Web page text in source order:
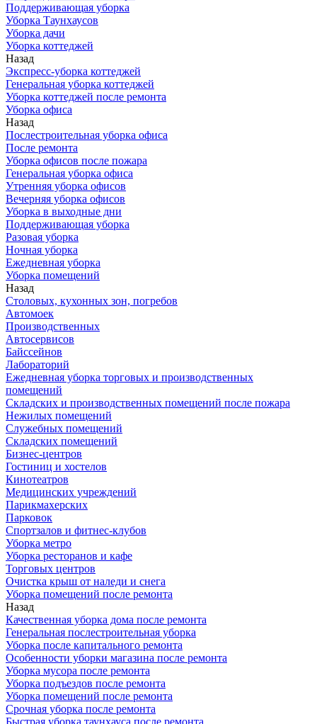
Поддерживающая уборка
Уборка Таунхаусов
Уборка дачи
Уборка коттеджей
Назад
Экспресс-уборка коттеджей
Генеральная уборка коттеджей
Уборка коттеджей после ремонта
Уборка офиса
Назад
Послестроительная уборка офиса
После ремонта
Уборка офисов после пожара
Генеральная уборка офиса
Утренняя уборка офисов
Вечерняя уборка офисов
Уборка в выходные дни
Поддерживающая уборка
Разовая уборка
Ночная уборка
Ежедневная уборка
Уборка помещений
Назад
Столовых, кухонных зон, погребов
Автомоек
Производственных
Автосервисов
Байссейнов
Лабораторий
Ежедневная уборка торговых и производственных
помещений
Складских и производственных помещений после пожара
Нежилых помещений
Служебных помещений
Складских помещений
Бизнес-центров
Гостиниц и хостелов
Кинотеатров
Медицинских учреждений
Парикмахерских
Парковок
Спортзалов и фитнес-клубов
Уборка метро
Уборка ресторанов и кафе
Торговых центров
Очистка крыш от наледи и снега
Уборка помещений после ремонта
Назад
Качественная уборка дома после ремонта
Генеральная послестроительная уборка
Уборка после капитального ремонта
Особенности уборки магазина после ремонта
Уборка мусора после ремонта
Уборка подъездов после ремонта
Уборка помещений после ремонта
Срочная уборка после ремонта
Быстрая уборка таунхауса после ремонта